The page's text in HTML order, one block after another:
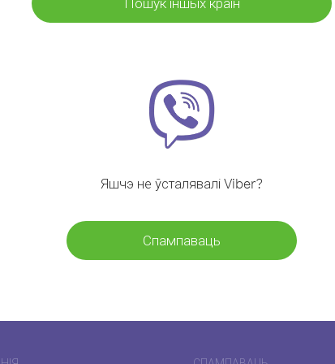
Яшчэ не ўсталявалі Viber?
Спампаваць